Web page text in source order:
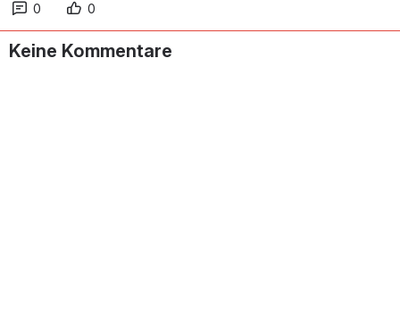
0 0
Keine Kommentare